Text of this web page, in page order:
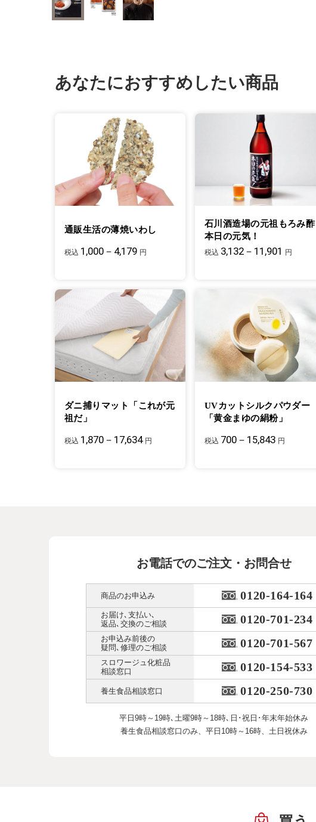
あなたにおすすめしたい商品
通販生活の薄焼いわし
税込 1,000－4,179 円
石川酒造場の元祖もろみ酢
本日の元気！
税込 3,132－11,901 円
ダニ捕りマット「これが元
祖だ」
税込 1,870－17,634 円
UVカットシルクパウダー
「黄金まゆの絹粉」
税込 700－15,843 円
お電話でのご注文・お問合せ
商品のお申込み 0120-164-164
お届け､支払い､
返品､交換のご相談
0120-701-234
お申込み前後の
疑問､修理のご相談
0120-701-567
スロワージュ化粧品
相談窓口
0120-154-533
養生食品相談窓口 0120-250-730
平日9時～19時､土曜9時～18時､ 日･祝日･年末年始休み
養生食品相談窓口のみ、 平日10時～16時、土日祝休み